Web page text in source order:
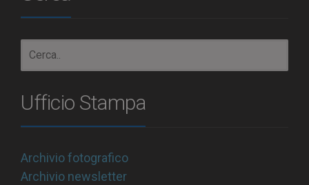
Ufficio Stampa
Archivio fotografico
Archivio newsletter